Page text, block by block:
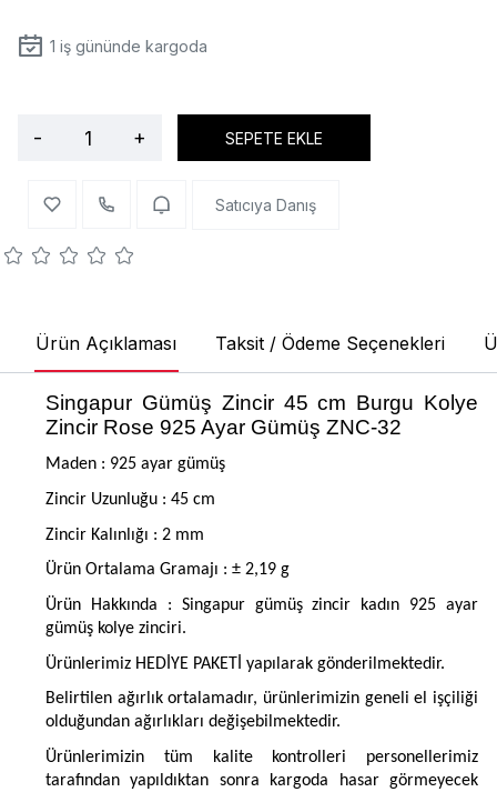
1 iş gününde kargoda
- + SEPETE EKLE
Satıcıya Danış
Ürün Açıklaması Taksit / Ödeme Seçenekleri
Singapur Gümüş Zincir 45 cm Burgu Kolye
Zincir Rose 925 Ayar Gümüş ZNC-32
Maden : 925 ayar gümüş
Zincir Uzunluğu : 45 cm
Zincir Kalınlığı : 2 mm
Ürün Ortalama Gramajı : ± 2,19 g
Ürün Hakkında : Singapur gümüş zincir kadın 925 ayar
gümüş kolye zinciri.
Ürünlerimiz HEDİYE PAKETİ yapılarak gönderilmektedir.
Belirtilen ağırlık ortalamadır, ürünlerimizin geneli el işçiliği
olduğundan ağırlıkları değişebilmektedir.
Ürünlerimizin tüm kalite kontrolleri personellerimiz
tarafından yapıldıktan sonra kargoda hasar görmeyecek